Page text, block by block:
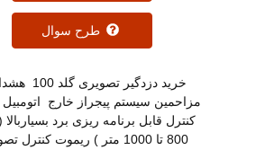
طرح سوال
خرید دزدگیر
مزاحمین سیستم پیجراز خارج
کنترل قابل برنامه ریزی برد
800 تا 1000 متر ) ریموت کنترل